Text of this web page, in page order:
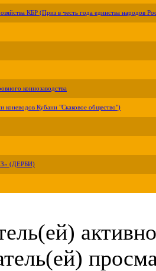
КБР (Приз в честь года единства народов
коннозаводства
коневодов Кубани "Скаковое общество")
(ДЕРБИ)
активно